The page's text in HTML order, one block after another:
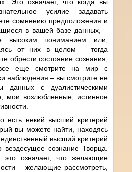
усилие задавать
сомнению предположения и
в вашей базе данных, –
высоким пониманием или,
от них в целом – тогда
обрести состояние сознания,
еще смотрите на мир с
наблюдения – вы смотрите не
данных с дуалистическими
мои возлюбленные, истинное
есть некий высший критерий
вы можете найти, находясь
высший критерий
вездесущее сознание Творца.
означает, что желающие
– желающие рассмотреть,